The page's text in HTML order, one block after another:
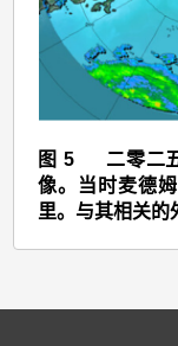
图
图 5 二零二五
像。当时麦德
里。与其相关的